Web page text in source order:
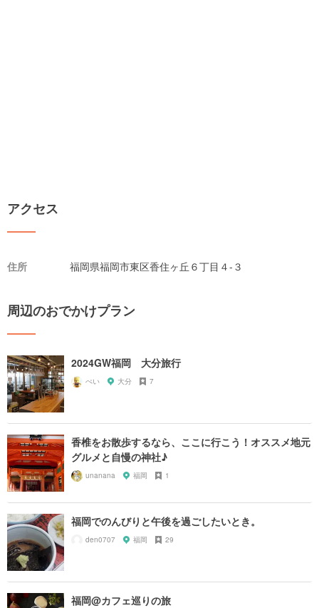
アクセス
住所 福岡県福岡市東区香住ヶ丘６丁目４-３
周辺のおでかけプラン
2024GW福岡 大分旅行
ぺい 大分 7
香椎をお散歩するなら、ここに行こう！オススメ地元
グルメと自慢の神社♪
unanana 福岡 1
福岡でのんびりと午後を過ごしたいとき。
den0707 福岡 29
福岡@カフェ巡りの旅